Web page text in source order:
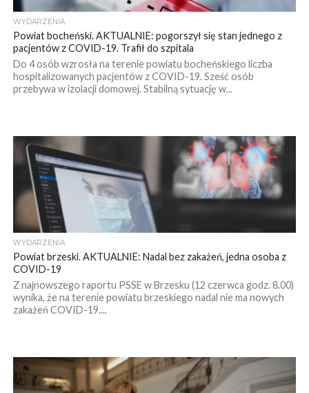
WYDARZENIA
Powiat bocheński. AKTUALNIE: pogorszył się stan jednego z
pacjentów z COVID-19. Trafił do szpitala
Do 4 osób wzrosła na terenie powiatu bocheńskiego liczba
hospitalizowanych pacjentów z COVID-19. Sześć osób
przebywa w izolacji domowej. Stabilną sytuację w...
WYDARZENIA
Powiat brzeski. AKTUALNIE: Nadal bez zakażeń, jedna osoba z
COVID-19
Z najnowszego raportu PSSE w Brzesku (12 czerwca godz. 8.00)
wynika, że na terenie powiatu brzeskiego nadal nie ma nowych
zakażeń COVID-19....